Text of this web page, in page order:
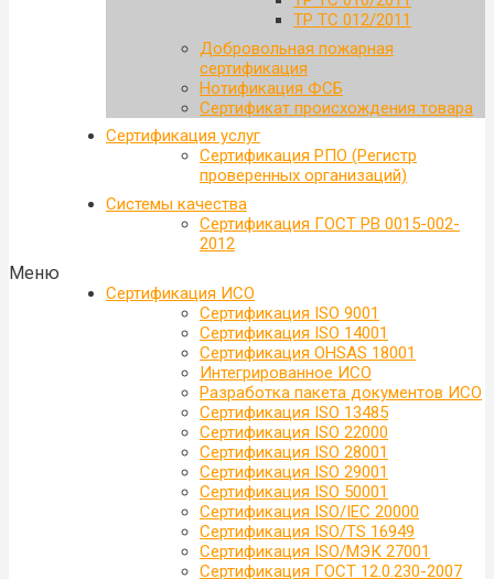
ТР ТС 012/2011
Добровольная пожарная
сертификация
Нотификация ФСБ
Сертификат происхождения товара
Сертификация услуг
Сертификация РПО (Регистр
проверенных организаций)
Системы качества
Сертификация ГОСТ РВ 0015-002-
2012
Меню
Сертификация ИСО
Сертификация ISO 9001
Сертификация ISO 14001
Сертификация OHSAS 18001
Интегрированное ИСО
Разработка пакета документов ИСО
Сертификация ISO 13485
Сертификация ISO 22000
Сертификация ISO 28001
Сертификация ISO 29001
Сертификация ISO 50001
Сертификация ISO/IEC 20000
Сертификация ISO/TS 16949
Сертификация ISO/МЭК 27001
Сертификация ГОСТ 12.0.230-2007